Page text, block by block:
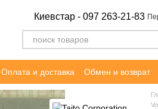
Киевстар - 097 263-21-83
Оплата и доставка Обмен и возврат